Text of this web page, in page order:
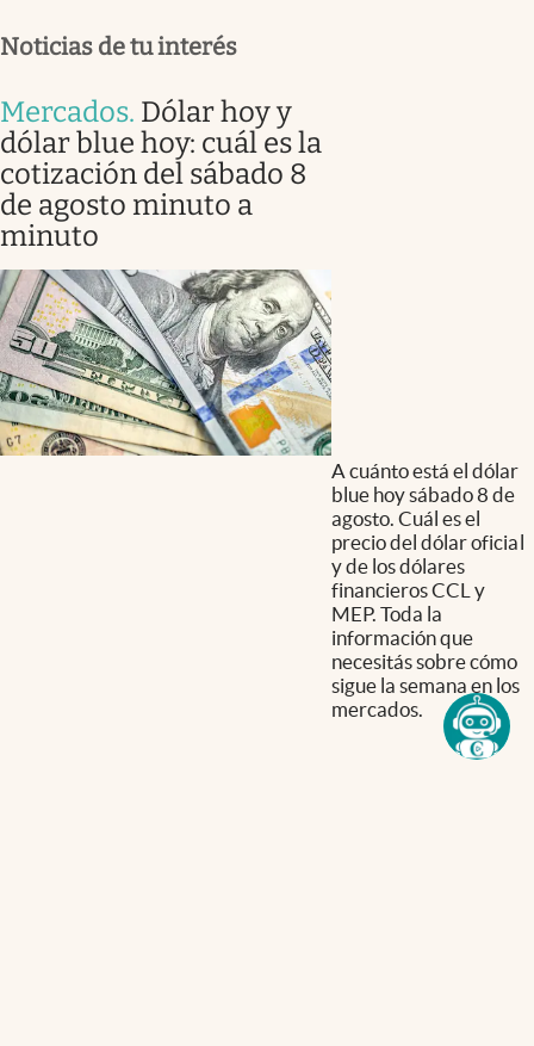
Noticias de tu interés
Mercados. Dólar hoy y
dólar blue hoy: cuál es la
cotización del sábado 8
de agosto minuto a
minuto
A cuánto está el dólar
blue hoy sábado 8 de
agosto. Cuál es el
precio del dólar oficial
y de los dólares
financieros CCL y
MEP. Toda la
información que
necesitás sobre cómo
sigue la semana en los
mercados.